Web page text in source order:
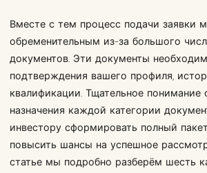
Вместе с тем процесс подачи заявки
обременительным из-за большого
документов. Эти документы
подтверждения вашего профиля,
квалификации. Тщательное понимание
назначения каждой категории
инвестору сформировать полный
повысить шансы на успешное
статье мы подробно разберём шесть